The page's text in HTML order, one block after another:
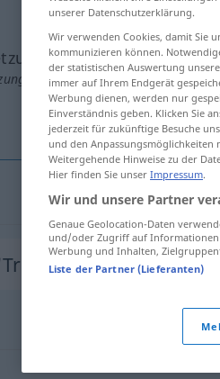
anklicken/antippen)
unserer Datenschutzerklärung.
Wir verwenden Cookies, damit Sie
kommunizieren können.
der statistischen Auswertung
immer auf Ihrem Endgerät
Werbung dienen, werden nur
Einverständnis geben. Klicken Sie
jederzeit für zukünftige Besuche
und den Anpassungsmöglichkeiten
Weitergehende Hinweise zu der
Hier finden Sie unser Impressum.
Wir und unsere Partner
Genaue Geolocation-Daten
und/oder Zugriff auf Informationen
Werbung und Inhalten,
Liste der Partner (Lieferanten)